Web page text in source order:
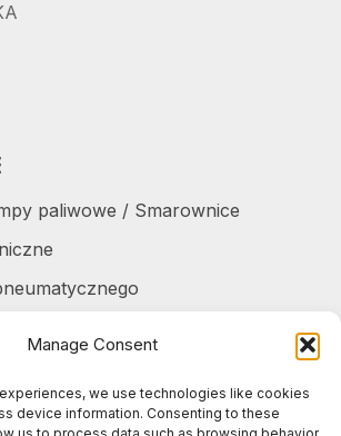
Manage Consent
we use technologies like cookies
device information. Consenting to these
paliwowe / Smarownice